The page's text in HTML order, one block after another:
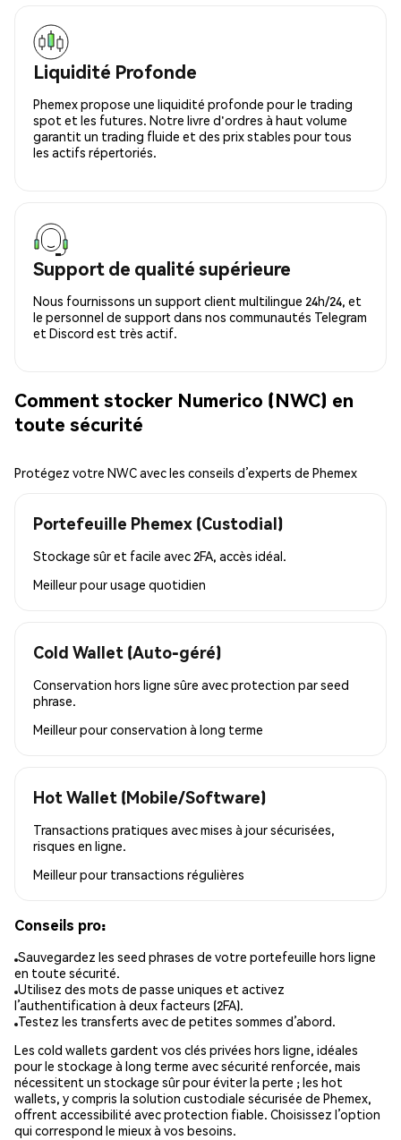
Liquidité Profonde
Phemex propose une liquidité profonde pour le trading
spot et les futures. Notre livre d'ordres à haut volume
garantit un trading fluide et des prix stables pour tous
les actifs répertoriés.
Support de qualité supérieure
Nous fournissons un support client multilingue 24h/24, et
le personnel de support dans nos communautés Telegram
et Discord est très actif.
Comment stocker Numerico (NWC) en
toute sécurité
Protégez votre NWC avec les conseils d’experts de Phemex
Portefeuille Phemex (Custodial)
Stockage sûr et facile avec 2FA, accès idéal.
Meilleur pourusage quotidien
Cold Wallet (Auto-géré)
Conservation hors ligne sûre avec protection par seed
phrase.
Meilleur pourconservation à long terme
Hot Wallet (Mobile/Software)
Transactions pratiques avec mises à jour sécurisées,
risques en ligne.
Meilleur pour transactions régulières
Conseils pro:
Sauvegardez les seed phrases de votre portefeuille hors ligne
en toute sécurité.
Utilisez des mots de passe uniques et activez
l’authentification à deux facteurs (2FA).
Testez les transferts avec de petites sommes d’abord.
Les cold wallets gardent vos clés privées hors ligne, idéales
pour le stockage à long terme avec sécurité renforcée, mais
nécessitent un stockage sûr pour éviter la perte ; les hot
wallets, y compris la solution custodiale sécurisée de Phemex,
offrent accessibilité avec protection fiable. Choisissez l’option
qui correspond le mieux à vos besoins.